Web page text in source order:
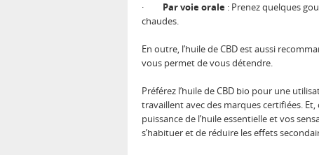
· Par voie orale : Prenez quelques
chaudes.
En outre, l’huile de CBD est aussi
vous permet de vous détendre.
Préférez l’huile de CBD bio pour une
travaillent avec des marques certifiées.
puissance de l’huile essentielle et vos
s’habituer et de réduire les effets